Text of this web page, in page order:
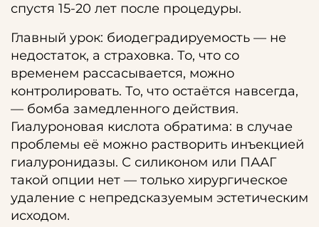
спустя 15-20 лет после процедуры.
Главный урок: биодеградируемость — не
недостаток, а страховка. То, что со
временем рассасывается, можно
контролировать. То, что остаётся навсегда,
— бомба замедленного действия.
Гиалуроновая кислота обратима: в случае
проблемы её можно растворить инъекцией
гиалуронидазы. С силиконом или ПААГ
такой опции нет — только хирургическое
удаление с непредсказуемым эстетическим
исходом.